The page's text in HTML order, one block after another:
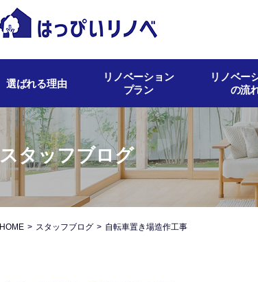
選ばれる理由
リノベーション
プラン
リノベー
の流
スタッフブログ
HOME スタッフブログ 自転車置き場造作工事